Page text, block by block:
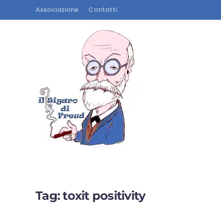
Associazione Contatti
Tag:toxit positivity